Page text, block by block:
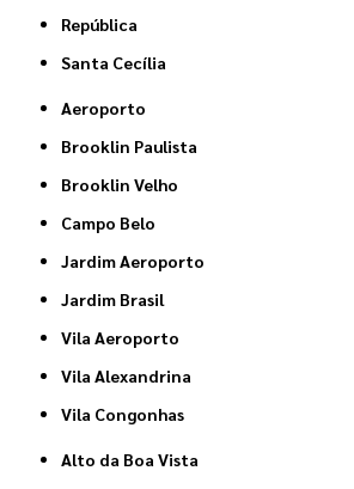
República
Santa Cecília
Aeroporto
Brooklin Paulista
Brooklin Velho
Campo Belo
Jardim Aeroporto
Jardim Brasil
Vila Aeroporto
Vila Alexandrina
Vila Congonhas
Alto da Boa Vista